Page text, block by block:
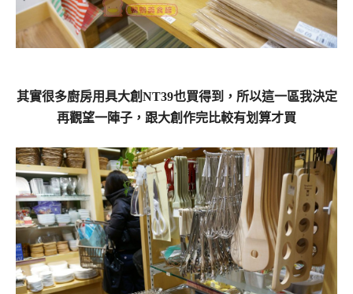
其實很多廚房用具大創NT39也買得到，所以這一區我決定
再觀望一陣子，跟大創作完比較有划算才買